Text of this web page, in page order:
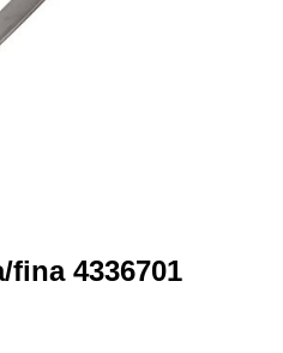
4336701